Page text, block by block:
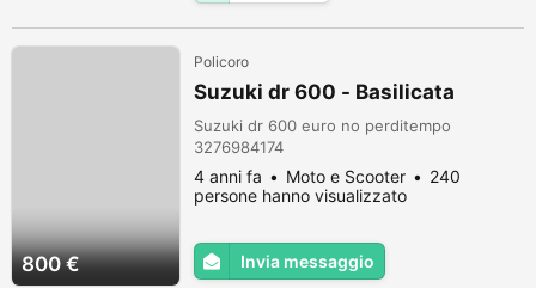
800 €
Policoro
Suzuki dr 600 - Basilicata
Suzuki dr 600 euro no perditempo
3276984174
4 anni fa Moto e Scooter
240
persone hanno visualizzato
Invia messaggio